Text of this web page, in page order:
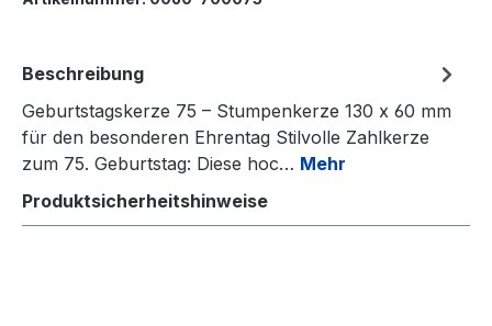
Beschreibung
Geburtstagskerze 75 – Stumpenkerze 130 x 60 mm
für den besonderen Ehrentag Stilvolle Zahlkerze
zum 75. Geburtstag: Diese hoc… Mehr
Produktsicherheitshinweise